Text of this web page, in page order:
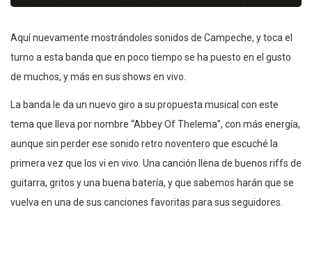
Aquí nuevamente mostrándoles sonidos de Campeche, y toca el
turno a esta banda que en poco tiempo se ha puesto en el gusto
de muchos, y más en sus shows en vivo.
La banda le da un nuevo giro a su propuesta musical con este
tema que lleva por nombre “Abbey Of Thelema”, con más energía,
aunque sin perder ese sonido retro noventero que escuché la
primera vez que los vi en vivo. Una canción llena de buenos riffs de
guitarra, gritos y una buena batería, y que sabemos harán que se
vuelva en una de sus canciones favoritas para sus seguidores.